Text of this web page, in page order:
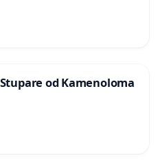
od Kamenoloma